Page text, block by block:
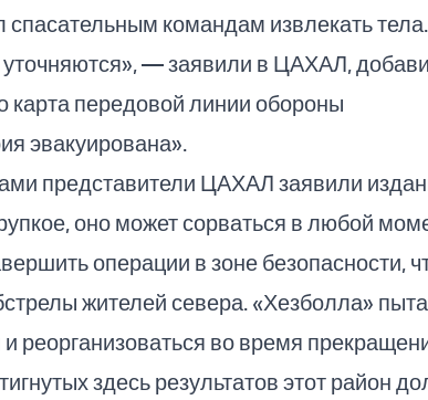
спасательным командам извлекать тела.
— заявили в ЦАХАЛ,
карта передовой линии обороны
эвакуирована».
представители ЦАХАЛ заявили
оно может сорваться в любой
операции в зоне безопасности,
жителей севера. «Хезболла»
реорганизоваться во время
здесь результатов этот район